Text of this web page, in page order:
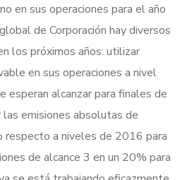
en sus operaciones para el año
de Corporación hay diversos
los próximos años: utilizar
en sus operaciones a nivel
esperan alcanzar para finales de
emisiones absolutas de
respecto a niveles de 2016 para
de alcance 3 en un 20% para